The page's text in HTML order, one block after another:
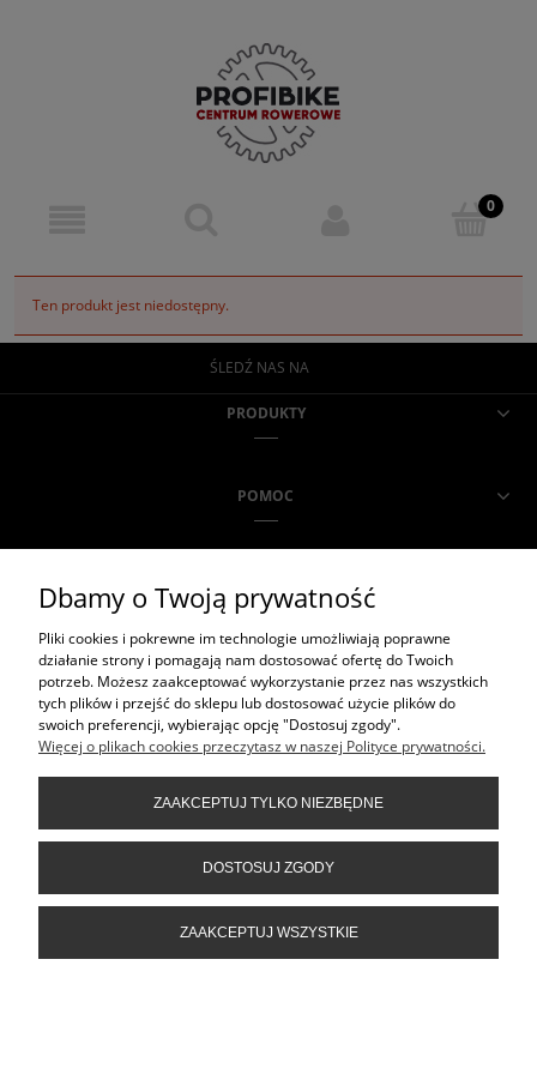
Ten produkt jest niedostępny.
ŚLEDŹ NAS NA
PRODUKTY
POMOC
POKAŻ PEŁNĄ WERSJĘ STRONY
Sklep internetowy Shoper.pl
Dbamy o Twoją prywatność
Pliki cookies i pokrewne im technologie umożliwiają poprawne
działanie strony i pomagają nam dostosować ofertę do Twoich
potrzeb. Możesz zaakceptować wykorzystanie przez nas wszystkich
tych plików i przejść do sklepu lub dostosować użycie plików do
swoich preferencji, wybierając opcję "Dostosuj zgody".
Więcej o plikach cookies przeczytasz w naszej Polityce prywatności.
ZAAKCEPTUJ TYLKO NIEZBĘDNE
DOSTOSUJ ZGODY
ZAAKCEPTUJ WSZYSTKIE